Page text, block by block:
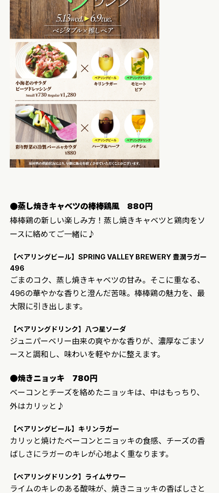
●蒸し焼きキャベツの棒棒鶏風 880円
棒棒鶏の新しい楽しみ方！蒸し焼きキャベツと鶏肉をソ
ースに絡めてご一緒に♪
【ペアリングビール】SPRING VALLEY BREWERY 豊潤ラガー
496
ごまのコク、蒸し焼きキャベツの甘み。そこに重なる、
496の華やかな香りと澄んだ苦味。棒棒鶏の魅力を、最
大限に引き出します。
【ペアリングドリンク】八つ星ソーダ
ジュニパーベリー由来の爽やかな香りが、濃厚なごまソ
ースと調和し、味わいを軽やかに整えます。
●焼きニョッキ 780円
ベーコンとチーズを絡めたニョッキは、中はもっちり、
外はカリッと♪
【ペアリングビール】キリンラガー
カリッと焼けたベーコンとニョッキの食感、チーズの香
ばしさにラガーのキレが心地よく重なります。
【ペアリングドリンク】ライムサワー
ライムのキレのある酸味が、焼きニョッキの香ばしさと